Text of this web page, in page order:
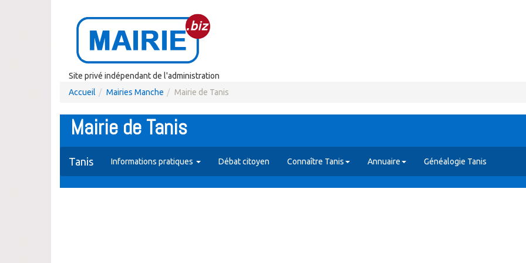
Site privé indépendant de l'administration
Accueil
Mairies Manche Mairie de Tanis
Mairie de Tanis
Tanis Informations pratiques Débat citoyen Connaître Tanis Annuaire Généalogie Tanis